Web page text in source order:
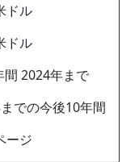
ドル
ドル
間 2024年まで
での今後10年間
ージ